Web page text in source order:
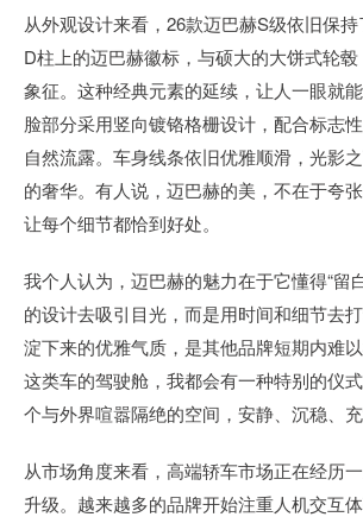
从外观设计来看，26款迈巴赫S级依旧保持
D柱上的迈巴赫徽标，与硕大的大饼式轮
象征。这种经典元素的延续，让人一眼就
脸部分采用竖向镀铬格栅设计，配合标志
自然流露。车身线条依旧优雅顺滑，光影
的奢华。有人说，迈巴赫的美，不在于夸
让每个细节都恰到好处。
我个人认为，迈巴赫的魅力在于它懂得“留
的设计去吸引目光，而是用时间和细节去
淀下来的优雅气质，是其他品牌短期内难
这类车的驾驶舱，我都会有一种特别的仪
个与外界喧嚣隔绝的空间，安静、沉稳、充
从市场角度来看，高端轿车市场正在经历
升级。越来越多的品牌开始注重人机交互